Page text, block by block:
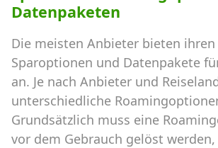
Datenpaketen
Die meisten Anbieter bieten ihren
Sparoptionen und Datenpakete
an. Je nach Anbieter und
unterschiedliche
Grundsätzlich muss eine
vor dem Gebrauch gelöst